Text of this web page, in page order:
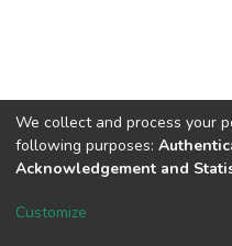
DSpace software
We collect and process your
following purposes:
Acknowledgement and
Customize